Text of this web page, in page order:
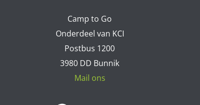
Camp to Go
Onderdeel van KCI
Postbus 1200
3980 DD Bunnik
Mail ons